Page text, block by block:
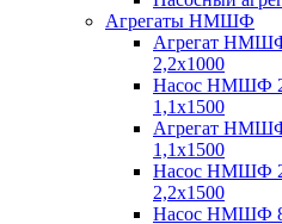
Агрегаты НМШФ
Агрегат НМШФ
2,2х1000
Насос НМШФ 2-
1,1х1500
Агрегат НМШФ
1,1х1500
Насос НМШФ 2/
2,2х1500
Насос НМШФ 8-